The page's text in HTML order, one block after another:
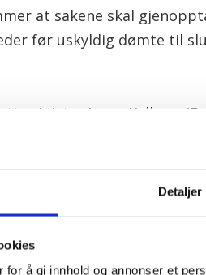
Detaljer
å gi innhold og annonser et
at sakene skal
før uskyldig dømte til
Jøran Kallmyr
sivilrettsforvaltning
prioritet i alle
skrev han.